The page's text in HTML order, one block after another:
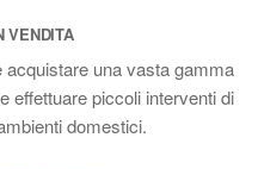
VENDITA
una vasta gamma
effettuare piccoli interventi di
domestici.